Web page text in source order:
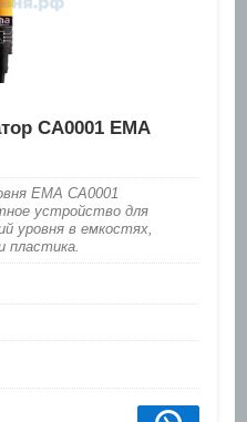
CA0001 EMA
EMA CA0001
устройство для
уровня в емкостях,
пластика.